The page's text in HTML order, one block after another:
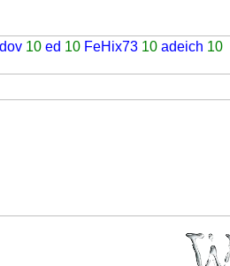
10 ed 10 FeHix73 10 adeich 10